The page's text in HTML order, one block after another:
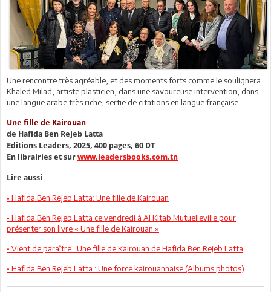
Une rencontre très agréable, et des moments forts comme le soulignera
Khaled Milad, artiste plasticien, dans une savoureuse intervention, dans
une langue arabe très riche, sertie de citations en langue française.
Une fille de Kairouan
de Hafida Ben Rejeb Latta
Editions Leaders, 2025, 400 pages, 60 DT
En librairies et sur www.leadersbooks.com.tn
Lire aussi
• Hafida Ben Rejeb Latta: Une fille de Kairouan
• Hafida Ben Rejeb Latta ce vendredi à Al Kitab Mutuelleville pour
présenter son livre « Une fille de Kairouan »
• Vient de paraître : Une fille de Kairouan de Hafida Ben Rejeb Latta
• Hafida Ben Rejeb Latta : Une force kairouannaise (Albums photos)